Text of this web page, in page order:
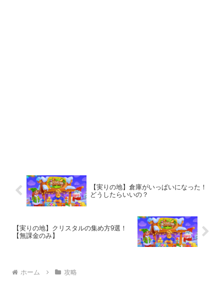
【実りの地】倉庫がいっぱいになった！
どうしたらいいの？
【実りの地】クリスタルの集め方9選！
【無課金のみ】
ホーム 攻略